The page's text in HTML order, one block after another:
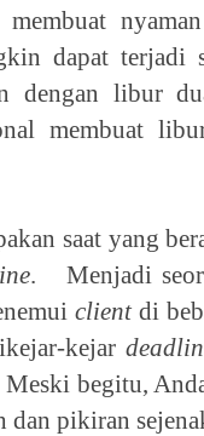
dapat
dengan libur
membuat
saat yang
. Menjadi
clientdi
kejar
begitu,
dan pikiran